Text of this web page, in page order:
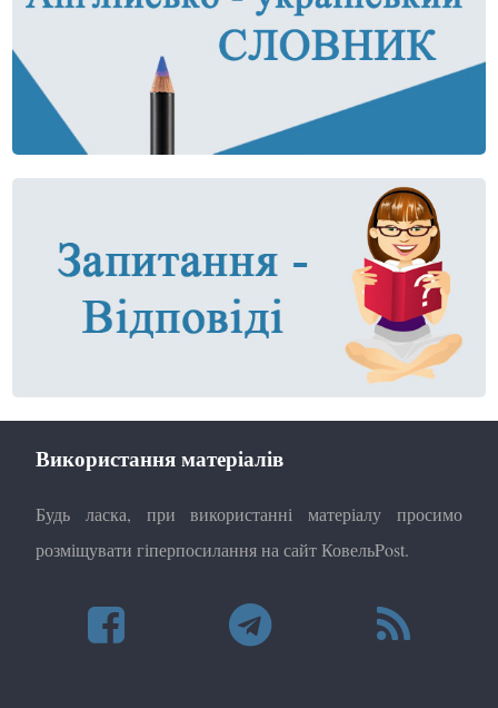
Використання матеріалів
Будь ласка, при використанні матеріалу просимо
розміщувати гіперпосилання на сайт КовельPost.